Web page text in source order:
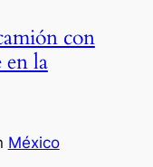
con
en la
México